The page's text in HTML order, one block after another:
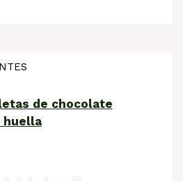
de chocolate
huella